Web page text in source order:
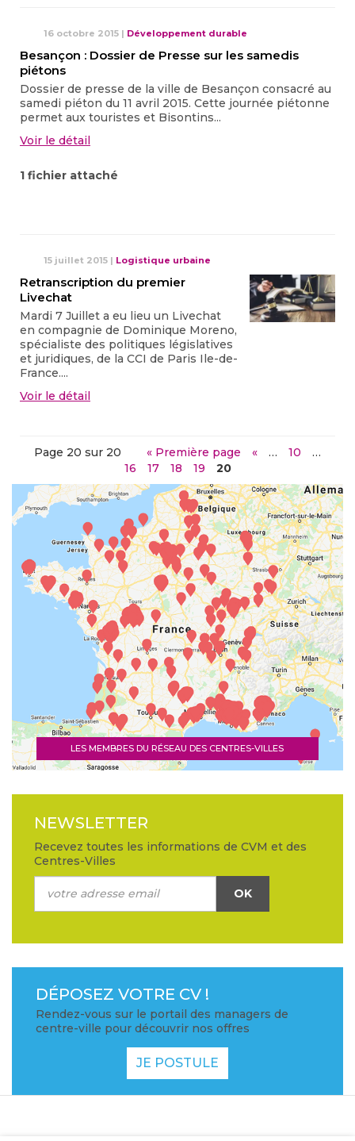
16 octobre 2015 | Développement durable
Besançon : Dossier de Presse sur les samedis
piétons
Dossier de presse de la ville de Besançon consacré au
samedi piéton du 11 avril 2015. Cette journée piétonne
permet aux touristes et Bisontins...
Voir le détail
1 fichier attaché
15 juillet 2015 | Logistique urbaine
Retranscription du premier
Livechat
Mardi 7 Juillet a eu lieu un Livechat
en compagnie de Dominique Moreno,
spécialiste des politiques législatives
et juridiques, de la CCI de Paris Ile-de-
France....
Voir le détail
Page 20 sur 20 « Première page « … 10
…
16
17 18 19 20
LES MEMBRES DU RÉSEAU DES CENTRES-VILLES
NEWSLETTER
Recevez toutes les informations de CVM et des
Centres-Villes
OK
DÉPOSEZ VOTRE CV !
Rendez-vous sur le portail des managers de
centre-ville pour découvrir nos offres
JE POSTULE